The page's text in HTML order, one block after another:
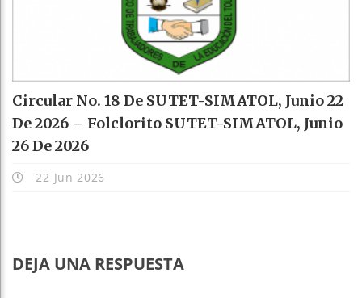
Circular No. 18 De SUTET-SIMATOL, Junio 22
De 2026 – Folclorito SUTET-SIMATOL, Junio
26 De 2026
22 Jun 2026
DEJA UNA RESPUESTA